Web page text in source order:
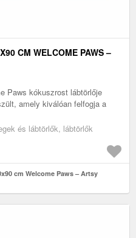
CM WELCOME PAWS –
Paws kókuszrost lábtörlője
amely kiválóan felfogja a
és lábtörlők, lábtörlők
cm Welcome Paws – Artsy